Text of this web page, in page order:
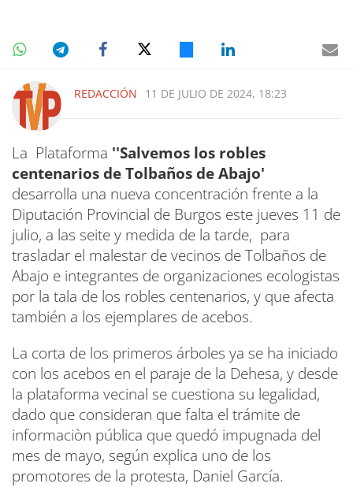
REDACCIÓN 11 DE JULIO DE 2024, 18:23
La Plataforma ''Salvemos los robles
centenarios de Tolbaños de Abajo'
desarrolla una nueva concentración frente a la
Diputación Provincial de Burgos este jueves 11 de
julio, a las seite y medida de la tarde, para
trasladar el malestar de vecinos de Tolbaños de
Abajo e integrantes de organizaciones ecologistas
por la tala de los robles centenarios, y que afecta
también a los ejemplares de acebos.
La corta de los primeros árboles ya se ha iniciado
con los acebos en el paraje de la Dehesa, y desde
la plataforma vecinal se cuestiona su legalidad,
dado que consideran que falta el trámite de
informaciòn pública que quedó impugnada del
mes de mayo, según explica uno de los
promotores de la protesta, Daniel García.